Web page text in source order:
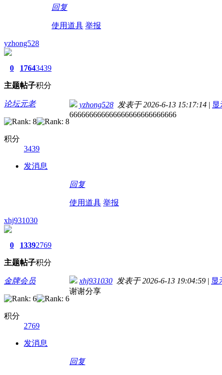
回复
使用道具 举报
yzhong528
0
主题
1764
帖子
3439
积分
论坛元老
积分
3439
发消息
yzhong528 发表于 2026-6-13 15:17:14 |
666666666666666666666666666
回复
使用道具 举报
xhj931030
0
主题
1339
帖子
2769
积分
金牌会员
积分
2769
发消息
xhj931030 发表于 2026-6-13 19:04:59 | 显
谢谢分享
回复